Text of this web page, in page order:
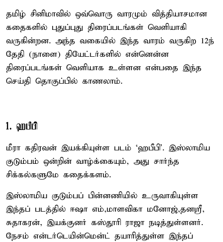
தமிழ் சினிமாவில் ஒவ்வொரு வாரமும் வித்தியாசமான
கதைகளில் புதுப்புது திரைப்படங்கள் வெளியாகி
வருகின்றன. அந்த வகையில் இந்த வாரம் வருகிற 12ந்
தேதி (நாளை) தியேட்டர்களில் என்னென்ன
திரைப்படங்கள் வெளியாக உள்ளன என்பதை இந்த
செய்தி தொகுப்பில் காணலாம்.
1. ஹபீபி
மீரா கதிரவன் இயக்கியுள்ள படம் `ஹபீபி'. இஸ்லாமிய
குடும்பம் ஒன்றின் வாழ்க்கையும், அது சார்ந்த
சிக்கல்களுமே கதைக்களம்.
இஸ்லாமிய குடும்பப் பின்னணியில் உருவாகியுள்ள
இந்தப் படத்தில் ஈஷா எம்,மாளவிகா மனோஜ்,தனஸ்ரீ,
சுதாகரன், இயக்குனர் கஸ்தூரி ராஜா நடித்துள்ளனர்.
நேசம் என்டர்டெயின்மென்ட் தயாரித்துள்ள இந்தப்